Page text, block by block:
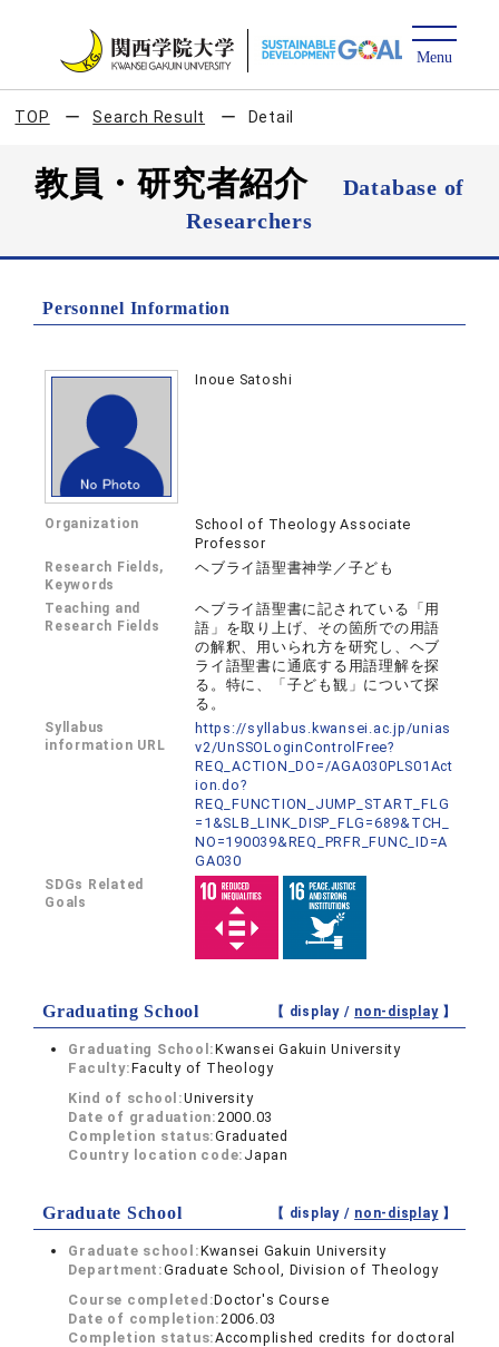
TOP Search Result Detail
教員・研究者紹介
Database of
Researchers
Personnel Information
Inoue Satoshi
Organization
School of Theology Associate
Professor
Research Fields,
Keywords
ヘブライ語聖書神学／子ども
Teaching and
Research Fields
ヘブライ語聖書に記されている「用
語」を取り上げ、その箇所での用語
の解釈、用いられ方を研究し、ヘブ
ライ語聖書に通底する用語理解を探
る。特に、「子ども観」について探
る。
Syllabus
information URL
https://syllabus.kwansei.ac.jp/unias
v2/UnSSOLoginControlFree?
REQ_ACTION_DO=/AGA030PLS01Act
ion.do?
REQ_FUNCTION_JUMP_START_FLG
=1&SLB_LINK_DISP_FLG=689&TCH_
NO=190039&REQ_PRFR_FUNC_ID=A
GA030
SDGs Related
Goals
Graduating School 【 display / non-display】
Graduating School:Kwansei Gakuin University
Faculty:Faculty of Theology
Kind of school:University
Date of graduation:2000.03
Completion status:Graduated
Country location code: Japan
Graduate School 【 display / non-display】
Graduate school:Kwansei Gakuin University
Department:Graduate School, Division of Theology
Course completed:Doctor's Course
Date of completion:2006.03
Completion status:Accomplished credits for doctoral